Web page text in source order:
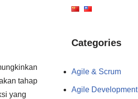
tahap
yang
Categories
Agile & Scrum
Agile Development